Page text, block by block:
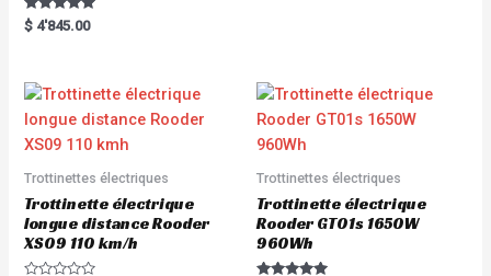
Rated
5.00
$ 4'845.00
Trottinettes électriques
Trottinette électrique
longue distance Rooder
XS09 110 km/h
Trottinettes électriques
Trottinette électrique
Rooder GT01s 1650W
960Wh